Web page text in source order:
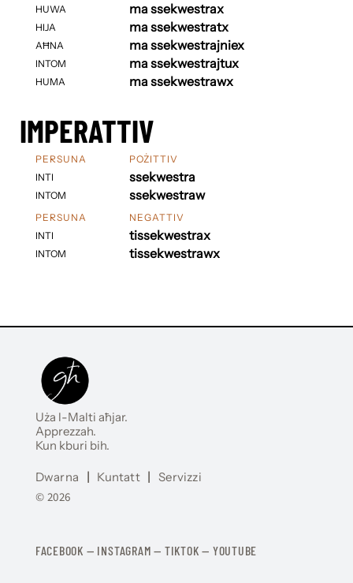
HUWA
HIJA
AĦNA
INTOM
HUMA
ma ssekwestrax
ma ssekwestratx
ma ssekwestrajniex
ma ssekwestrajtux
ma ssekwestrawx
IMPERATTIV
PERSUNA
INTI
INTOM
POŻITTIV
ssekwestra
ssekwestraw
PERSUNA
INTI
INTOM
NEGATTIV
tissekwestrax
tissekwestrawx
Uża l-Malti aħjar.
Apprezzah.
Kun kburi bih.
Dwarna | Kuntatt | Servizzi
© 2026
FACEBOOK — INSTAGRAM — TIKTOK — YOUTUBE